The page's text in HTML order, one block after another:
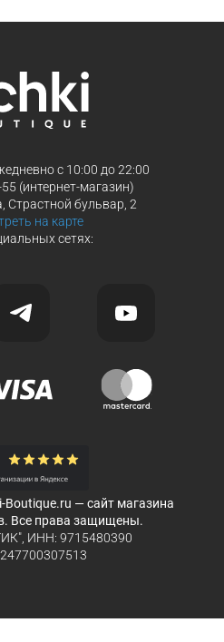
с 10:00 до 22:00
(интернет-магазин)
Страстной бульвар, 2
на карте
сетях:
— сайт магазина
Все права защищены.
ИНН: 9715480390